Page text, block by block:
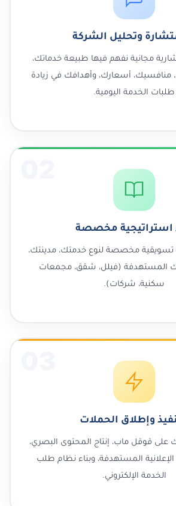
وتحليل الشركة
مجانية نفهم فيها طبيعة خدماتك،
منافسيك، أسعارك، وأهدافك في زيادة
طلبات الخدمة اليومية.
استراتيجية مخصصة
تسويقية مخصصة لنوع خدمتك، مدينتك،
المستهدفة (فيلل، شقق، مجمعات
سكنية، شركات).
وإطلاق الحملات
على قوقل ماب، إنتاج المحتوى البصري،
المستهدفة، وبناء نظام طلب
الخدمة الإلكتروني.